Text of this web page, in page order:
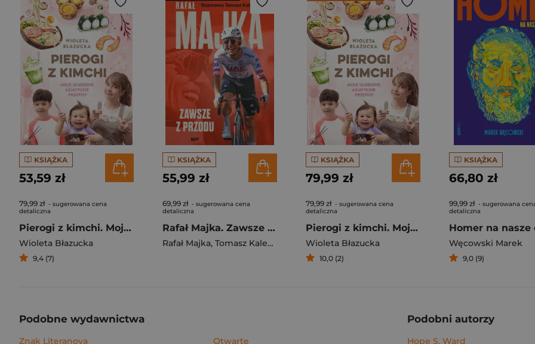
KSIĄŻKA
53,59 zł
79,99 zł - sugerowana cena
detaliczna
Pierogi z kimchi. Moje ulubione azjatyckie przepisy
Wioleta Błazucka
9,4 (7)
KSIĄŻKA
55,99 zł
69,99 zł - sugerowana cena
detaliczna
Rafał Majka. Zawsze z przodu. Rozmawia Tomasz Kalemba - książka z autografem
Rafał Majka, Tomasz Kalemba
KSIĄŻKA
79,99 zł
79,99 zł - sugerowana cena
detaliczna
Pierogi z kimchi. Moje ulubione azjatyckie przepisy - książka z autografem
Wioleta Błazucka
10,0 (2)
KSIĄŻKA
66,80 zł
99,99 zł - sugerowana
detaliczna
Homer na nasze
Węcowski Marek
9,0 (9)
Podobne wydawnictwa
Znak Literanova
Otwarte
Podobni autorzy
Hope S. Ward